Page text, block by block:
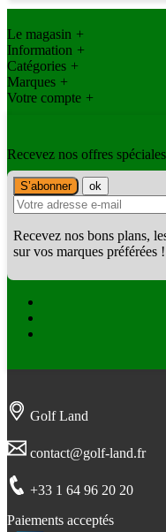
Le magasin +
Information +
Catégories +
Marques +
Votre compte +
Recevez nos offres spéciales
Recevez nos bons plans,
sur vos marques préférées !
Golf Land
contact@golf-land.fr
+33 1 64 96 20 20
Paiements acceptés